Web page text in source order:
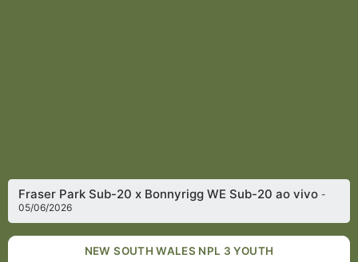
Fraser Park Sub-20 x Bonnyrigg WE Sub-20 ao vivo-
05/06/2026
NEW SOUTH WALES NPL 3 YOUTH